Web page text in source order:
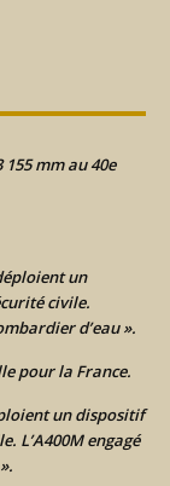
mm au 40e
un
civile.
d’eau ».
pour la France.
un dispositif
L’A400M engagé